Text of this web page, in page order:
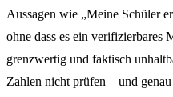
Aussagen wie „Meine Schüler
ohne dass es ein verifizierbares
grenzwertig und faktisch
Zahlen nicht prüfen – und